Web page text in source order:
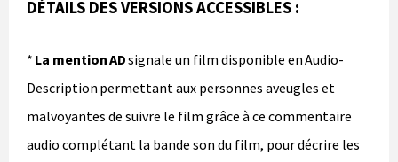
DÉTAILS DES VERSIONS ACCESSIBLES :
* La mention ADsignale un film disponible en Audio-
Description permettant aux personnes aveugles et
malvoyantes de suivre le film grâce à ce commentaire
audio complétant la bande son du film, pour décrire les